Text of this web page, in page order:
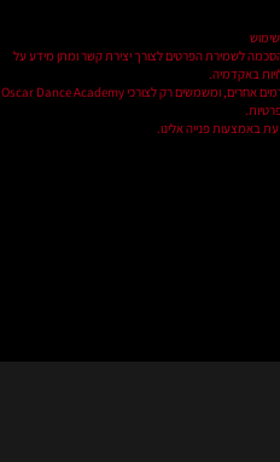
שימוש
לשמירת הפרטים לצורך יצירת קשר ומתן מידע על
באקדמיה.
הפרטים לא יועברו לגורמים אחרים, ומשמשים רק לצורכי Oscar Dance Academy
באמצעות פנייה אלינו.